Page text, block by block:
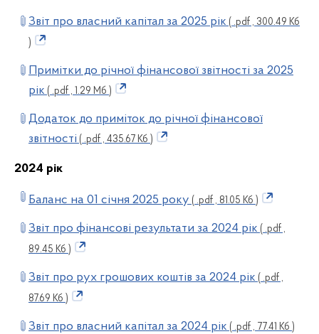
Звіт про власний капітал за 2025 рік ( .pdf , 300.49 Кб
)
Примітки до річної фінансової звітності за 2025
рік ( .pdf , 1.29 Мб )
Додаток до приміток до річної фінансової
звітності ( .pdf , 435.67 Кб )
2024 рік
Баланс на 01 січня 2025 року ( .pdf , 81.05 Кб )
Звіт про фінансові результати за 2024 рік ( .pdf ,
89.45 Кб )
Звіт про рух грошових коштів за 2024 рік ( .pdf ,
87.69 Кб )
Звіт про власний капітал за 2024 рік ( .pdf , 77.41 Кб )